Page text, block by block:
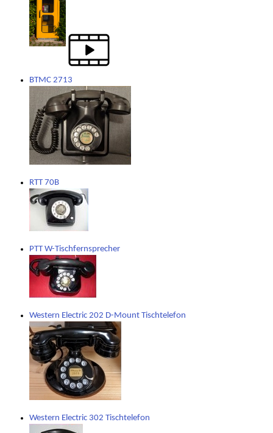
BTMC 2713
RTT 70B
PTT W-Tischfernsprecher
Western Electric 202 D-Mount Tischtelefon
Western Electric 302 Tischtelefon